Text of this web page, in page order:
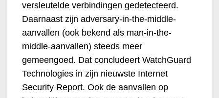
versleutelde verbindingen gedetecteerd.
Daarnaast zijn adversary-in-the-middle-
aanvallen (ook bekend als man-in-the-
middle-aanvallen) steeds meer
gemeengoed. Dat concludeert WatchGuard
Technologies in zijn nieuwste Internet
Security Report. Ook de aanvallen op